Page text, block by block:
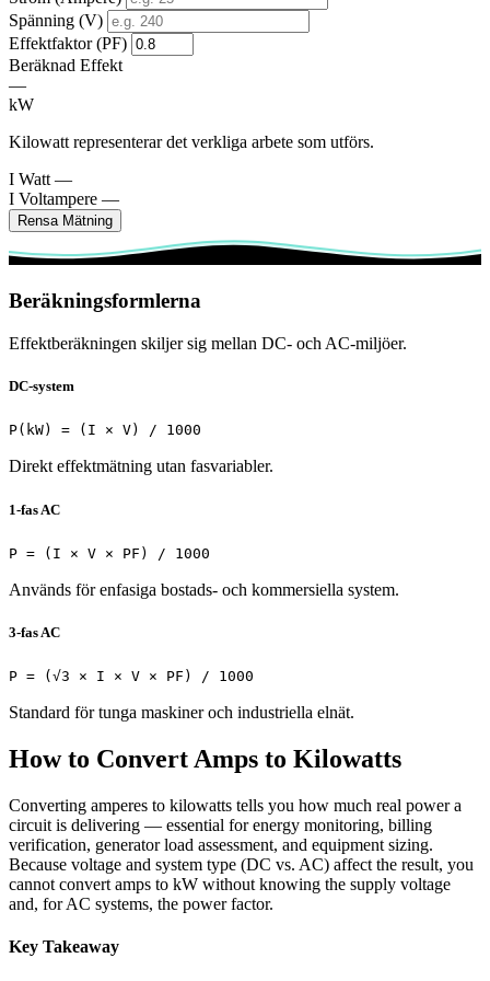
Spänning (V)
Effektfaktor (PF)
Beräknad Effekt
—
kW
Kilowatt representerar det verkliga arbete som utförs.
I Watt —
I Voltampere —
Rensa Mätning
Beräkningsformlerna
Effektberäkningen skiljer sig mellan DC- och AC-miljöer.
DC-system
P(kW) = (I × V) / 1000
Direkt effektmätning utan fasvariabler.
1-fas AC
P = (I × V × PF) / 1000
Används för enfasiga bostads- och kommersiella system.
3-fas AC
P = (√3 × I × V × PF) / 1000
Standard för tunga maskiner och industriella elnät.
How to Convert Amps to Kilowatts
Converting amperes to kilowatts tells you how much real power a
circuit is delivering — essential for energy monitoring, billing
verification, generator load assessment, and equipment sizing.
Because voltage and system type (DC vs. AC) affect the result, you
cannot convert amps to kW without knowing the supply voltage
and, for AC systems, the power factor.
Key Takeaway